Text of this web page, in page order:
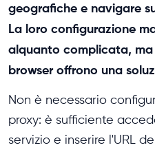
geografiche e navigare
La loro configurazione
alquanto complicata,
browser offrono una
Non è necessario
proxy: è sufficiente
servizio e inserire l'URL